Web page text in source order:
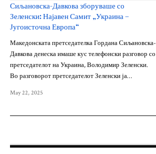
Сиљановска-Давкова зборуваше со
Зеленски: Најавен Самит „Украина –
Југоисточна Европа“
Македонската претседателка Гордана Сиљановска-
Давкова денеска имаше кус телефонски разговор со
претседателот на Украина, Володимир Зеленски.
Во разговорот претседателот Зеленски ја…
May 22, 2025